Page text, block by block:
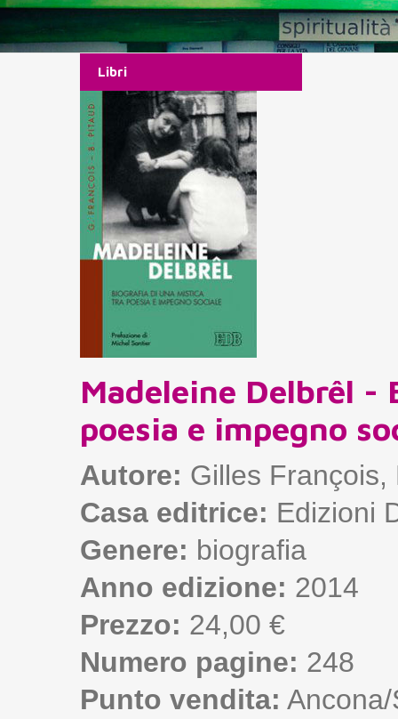
Libri
Madeleine Delbrêl
poesia e impegno
Autore: Gilles
Casa editrice: Edizioni
Genere: biografia
Anno edizione: 2014
Prezzo: 24,00 €
Numero pagine: 248
Punto vendita: